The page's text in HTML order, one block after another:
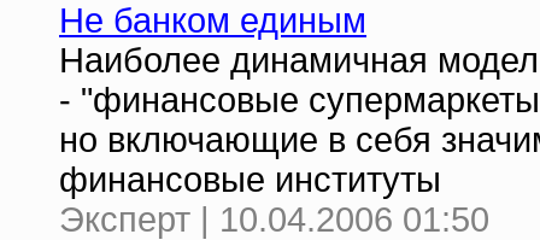
Не банком единым
Наиболее динамичная
- "финансовые
но включающие в себя
финансовые институты
Эксперт | 10.04.2006 01:50